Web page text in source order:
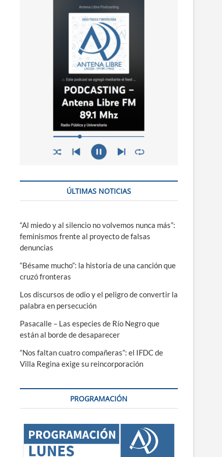
ÚLTIMAS NOTICIAS
“Al miedo y al silencio no volvemos nunca más”:
feminismos frente al proyecto de falsas
denuncias
“Bésame mucho”: la historia de una canción que
cruzó fronteras
Los discursos de odio y el peligro de convertir la
palabra en persecución
Pasacalle – Las especies de Río Negro que
están al borde de desaparecer
“Nos faltan cuatro compañeras”: el IFDC de
Villa Regina exige su reincorporación
PROGRAMACIÓN